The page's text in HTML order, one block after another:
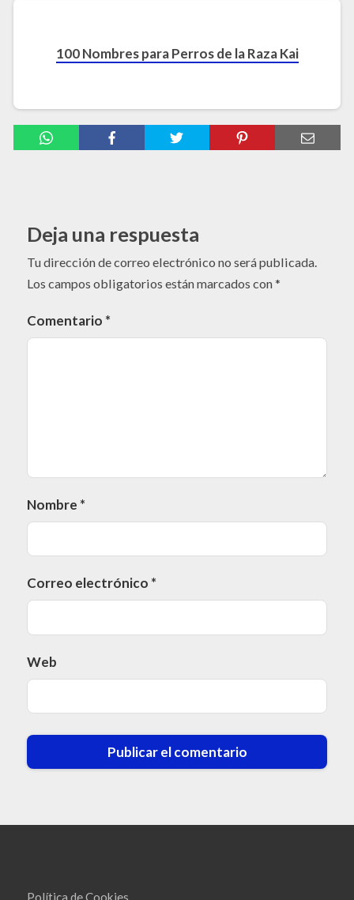
100 Nombres para Perros de la Raza Kai
Deja una respuesta
Tu dirección de correo electrónico no será publicada.
Los campos obligatorios están marcados con*
Comentario *
Nombre *
Correo electrónico *
Web
Política de Cookies